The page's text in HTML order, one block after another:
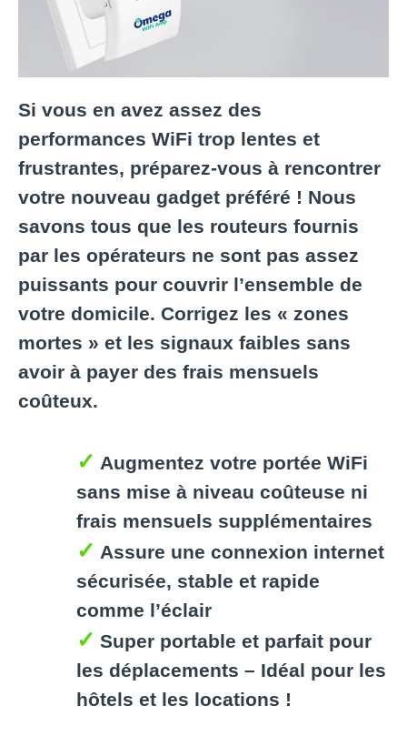
Si vous en avez assez des
performances WiFi trop lentes et
frustrantes, préparez-vous à rencontrer
votre nouveau gadget préféré ! Nous
savons tous que les routeurs fournis
par les opérateurs ne sont pas assez
puissants pour couvrir l’ensemble de
votre domicile. Corrigez les « zones
mortes » et les signaux faibles sans
avoir à payer des frais mensuels
coûteux.
Augmentez votre portée WiFi
sans mise à niveau coûteuse ni
frais mensuels supplémentaires
Assure une connexion internet
sécurisée, stable et rapide
comme l’éclair
Super portable et parfait pour
les déplacements – Idéal pour les
hôtels et les locations !